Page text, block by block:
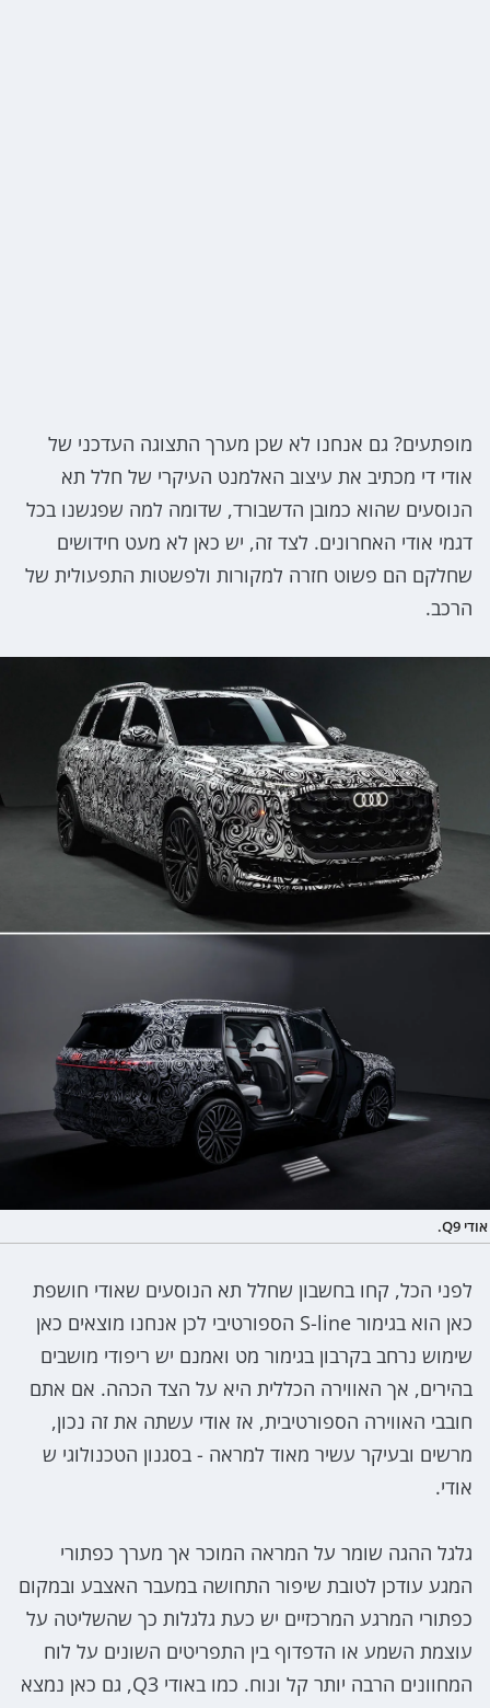
מופתעים? גם אנחנו לא שכן מערך התצוגה העדכני של
אודי די מכתיב את עיצוב האלמנט העיקרי של חלל תא
הנוסעים שהוא כמובן הדשבורד, שדומה למה שפגשנו בכל
דגמי אודי האחרונים. לצד זה, יש כאן לא מעט חידושים
שחלקם הם פשוט חזרה למקורות ולפשטות התפעולית של
הרכב.
אודי Q9.
לפני הכל, קחו בחשבון שחלל תא הנוסעים שאודי חושפת
כאן הוא בגימור S-line הספורטיבי לכן אנחנו מוצאים כאן
שימוש נרחב בקרבון בגימור מט ואמנם יש ריפודי מושבים
בהירים, אך האווירה הכללית היא על הצד הכהה. אם אתם
חובבי האווירה הספורטיבית, אז אודי עשתה את זה נכון,
מרשים ובעיקר עשיר מאוד למראה - בסגנון הטכנולוגי ש
אודי.
גלגל ההגה שומר על המראה המוכר אך מערך כפתורי
המגע עודכן לטובת שיפור התחושה במעבר האצבע ובמקום
כפתורי המרגע המרכזיים יש כעת גלגלות כך שהשליטה על
עוצמת השמע או הדפדוף בין התפריטים השונים על לוח
המחוונים הרבה יותר קל ונוח. כמו באודי Q3, גם כאן נמצא